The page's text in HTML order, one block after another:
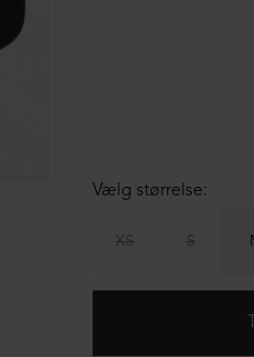
Vælg størrelse:
XS S